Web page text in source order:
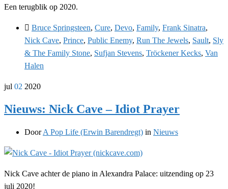
Een terugblik op 2020.
Bruce Springsteen, Cure, Devo, Family, Frank Sinatra,
Nick Cave, Prince, Public Enemy, Run The Jewels, Sault, Sly
& The Family Stone, Sufjan Stevens, Tröckener Kecks, Van
Halen
jul 02 2020
Nieuws: Nick Cave – Idiot Prayer
DoorA Pop Life (Erwin Barendregt) in Nieuws
Nick Cave achter de piano in Alexandra Palace: uitzending op 23
juli 2020!